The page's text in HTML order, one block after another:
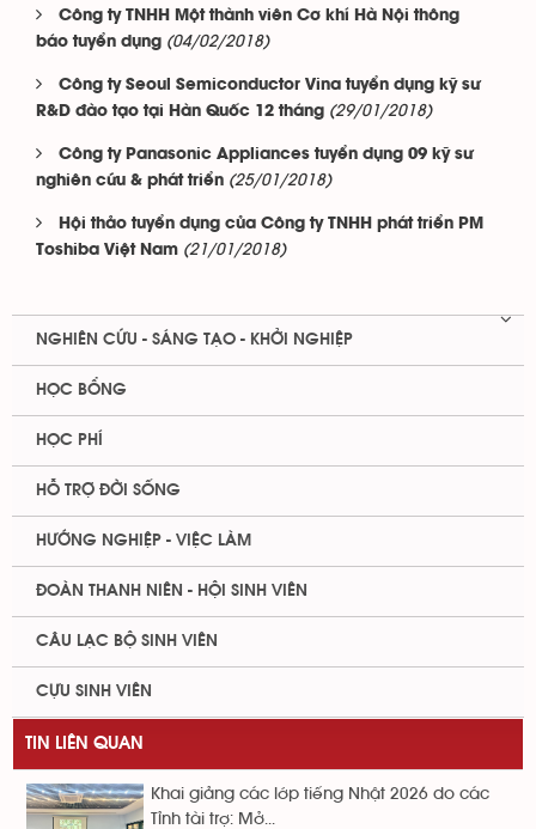
Công ty TNHH Một thành viên Cơ khí Hà Nội thông
báo tuyển dụng (04/02/2018)
Công ty Seoul Semiconductor Vina tuyển dụng kỹ sư
R&D đào tạo tại Hàn Quốc 12 tháng (29/01/2018)
Công ty Panasonic Appliances tuyển dụng 09 kỹ sư
nghiên cứu & phát triển (25/01/2018)
Hội thảo tuyển dụng của Công ty TNHH phát triển PM
Toshiba Việt Nam (21/01/2018)
NGHIÊN CỨU - SÁNG TẠO - KHỞI NGHIỆP
HỌC BỔNG
HỌC PHÍ
HỖ TRỢ ĐỜI SỐNG
HƯỚNG NGHIỆP - VIỆC LÀM
ĐOÀN THANH NIÊN - HỘI SINH VIÊN
CÂU LẠC BỘ SINH VIÊN
CỰU SINH VIÊN
TIN LIÊN QUAN
Khai giảng các lớp tiếng Nhật 2026 do các
Tỉnh tài trợ: Mở...